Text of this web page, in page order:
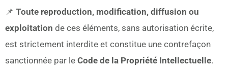
📌 Toute reproduction, modification, diffusion ou
exploitation de ces éléments, sans autorisation écrite,
est strictement interdite et constitue une contrefaçon
sanctionnée par le Code de la Propriété Intellectuelle.